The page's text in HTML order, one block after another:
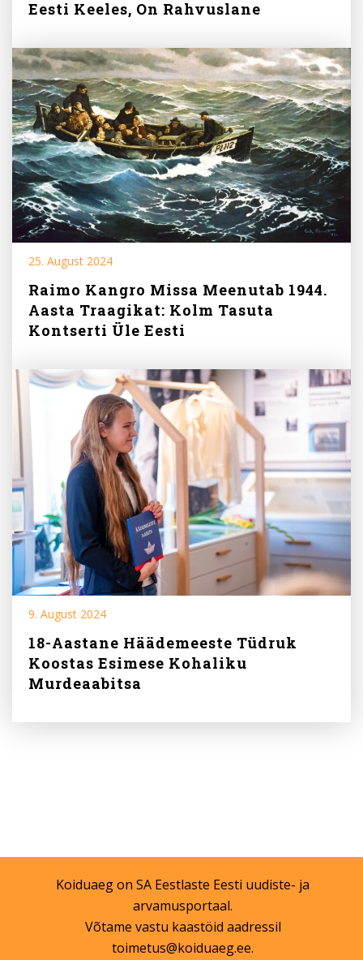
Eesti Keeles, On Rahvuslane
25. August 2024
Raimo Kangro Missa Meenutab 1944.
Aasta Traagikat: Kolm Tasuta
Kontserti Üle Eesti
9. August 2024
18-Aastane Häädemeeste Tüdruk
Koostas Esimese Kohaliku
Murdeaabitsa
Koiduaeg on SA Eestlaste Eesti uudiste- ja
arvamusportaal.
Võtame vastu kaastöid aadressil
toimetus@koiduaeg.ee.